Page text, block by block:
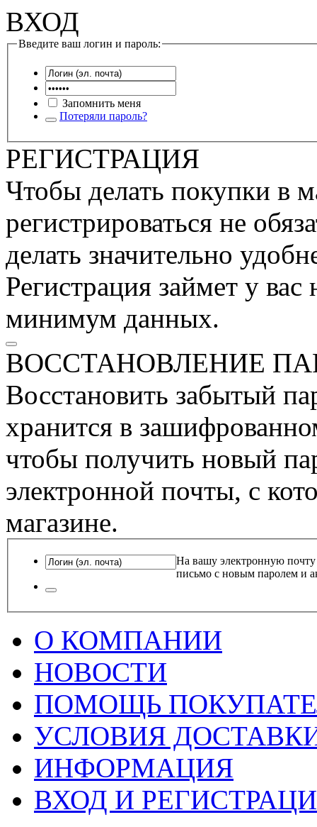
ВХОД
Введите ваш логин и пароль:
Запомнить меня
Потеряли пароль?
РЕГИСТРАЦИЯ
Чтобы делать покупки в
регистрироваться не
делать значительно
Регистрация займет у
минимум данных.
ВОССТАНОВЛЕНИЕ
Восстановить забытый
хранится в
чтобы получить новый
электронной почты, с
магазине.
На вашу электронную почту
письмо с новым паролем и
О КОМПАНИИ
НОВОСТИ
ПОМОЩЬ
УСЛОВИЯ
ИНФОРМАЦИЯ
ВХОД И